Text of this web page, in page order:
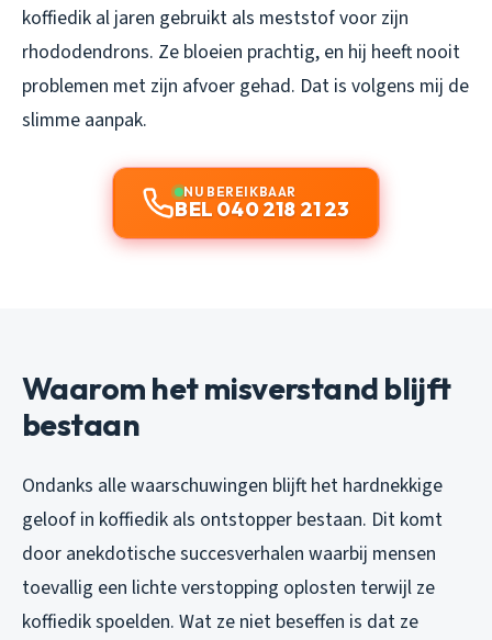
koffiedik al jaren gebruikt als meststof voor zijn
rhododendrons. Ze bloeien prachtig, en hij heeft nooit
problemen met zijn afvoer gehad. Dat is volgens mij de
slimme aanpak.
NU BEREIKBAAR
BEL 040 218 21 23
Waarom het misverstand blijft
bestaan
Ondanks alle waarschuwingen blijft het hardnekkige
geloof in koffiedik als ontstopper bestaan. Dit komt
door anekdotische succesverhalen waarbij mensen
toevallig een lichte verstopping oplosten terwijl ze
koffiedik spoelden. Wat ze niet beseffen is dat ze